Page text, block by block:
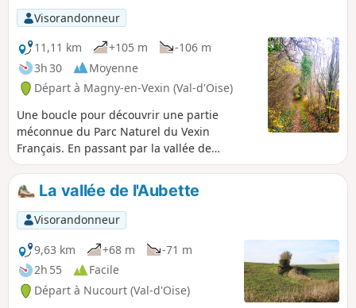
Visorandonneur
11,11 km
+105 m
-106 m
3h 30
Moyenne
Départ à Magny-en-Vexin (Val-d'Oise)
Une boucle pour découvrir une partie
méconnue du Parc Naturel du Vexin
Français. En passant par la vallée de
l'Aubette et la vallée de Gerville, on découvre
la tour de Gerville, restes d'une ancienne
commanderie du XIIe siècle ,et le château de
Magnitot du XVIIIe siècle. Ce circuit peut
être complété par la découverte des vieilles
rues de Magny-en-Vexin.
La vallée de l'Aubette
Visorandonneur
9,63 km
+68 m
-71 m
2h 55
Facile
Départ à Nucourt (Val-d'Oise)